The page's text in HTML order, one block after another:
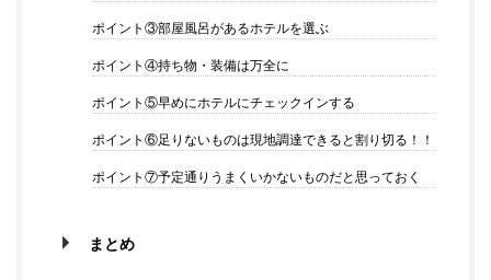
ポイント③部屋風呂があるホテルを選ぶ
ポイント④持ち物・装備は万全に
ポイント⑤早めにホテルにチェックインする
ポイント⑥足りないものは現地調達できると割り切る！！
ポイント⑦予定通りうまくいかないものだと思っておく
まとめ